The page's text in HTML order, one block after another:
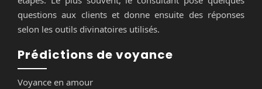
questions aux clients et donne ensuite des réponses
selon les outils divinatoires utilisés.
Prédictions de voyance
Voyance en amour